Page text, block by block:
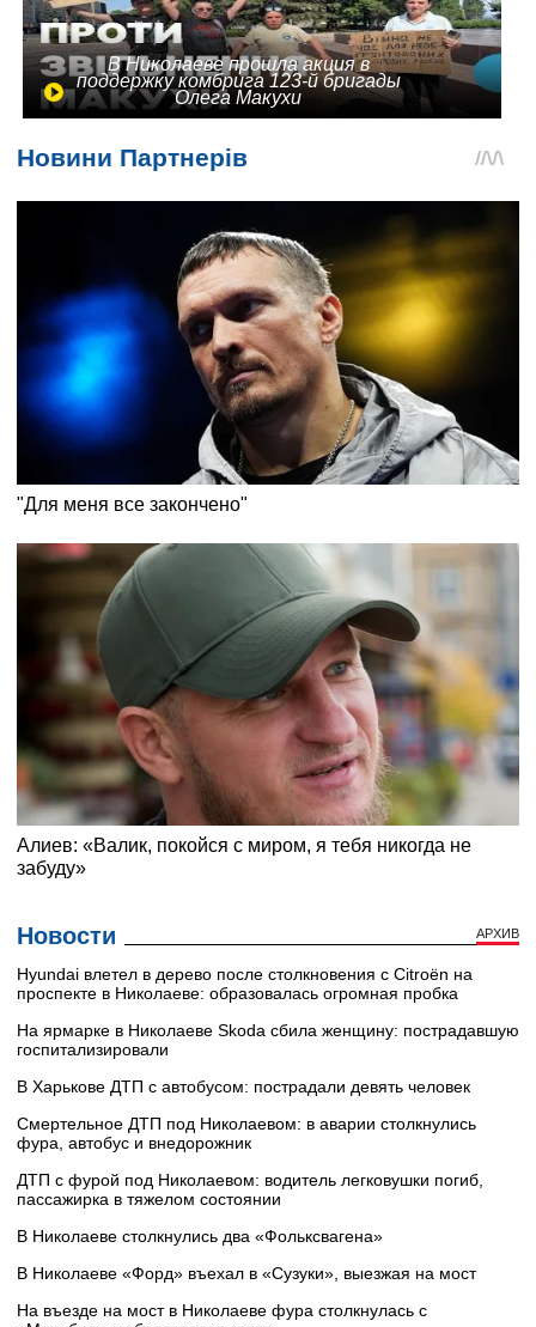
В Николаеве прошла акция в
поддержку комбрига 123-й бригады
Олега Макухи
Новости АРХИВ
Hyundai влетел в дерево после столкновения с Citroën на
проспекте в Николаеве: образовалась огромная пробка
На ярмарке в Николаеве Skoda сбила женщину: пострадавшую
госпитализировали
В Харькове ДТП с автобусом: пострадали девять человек
Смертельное ДТП под Николаевом: в аварии столкнулись
фура, автобус и внедорожник
ДТП с фурой под Николаевом: водитель легковушки погиб,
пассажирка в тяжелом состоянии
В Николаеве столкнулись два «Фольксвагена»
В Николаеве «Форд» въехал в «Сузуки», выезжая на мост
На въезде на мост в Николаеве фура столкнулась с